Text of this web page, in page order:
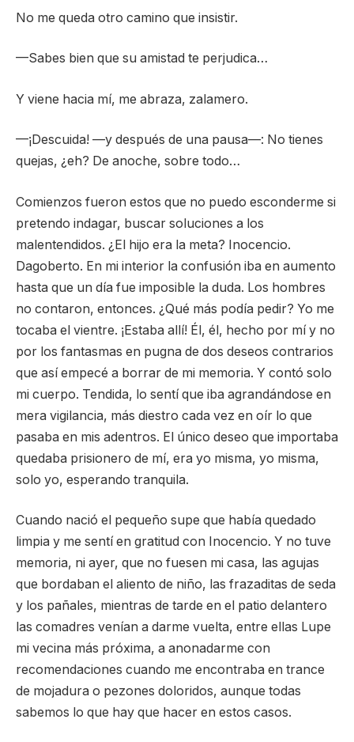
No me queda otro camino que insistir.
—Sabes bien que su amistad te perjudica…
Y viene hacia mí, me abraza, zalamero.
—¡Descuida! —y después de una pausa—: No tienes
quejas, ¿eh? De anoche, sobre todo…
Comienzos fueron estos que no puedo esconderme si
pretendo indagar, buscar soluciones a los
malentendidos. ¿El hijo era la meta? Inocencio.
Dagoberto. En mi interior la confusión iba en aumento
hasta que un día fue imposible la duda. Los hombres
no contaron, entonces. ¿Qué más podía pedir? Yo me
tocaba el vientre. ¡Estaba allí! Él, él, hecho por mí y no
por los fantasmas en pugna de dos deseos contrarios
que así empecé a borrar de mi memoria. Y contó solo
mi cuerpo. Tendida, lo sentí que iba agrandándose en
mera vigilancia, más diestro cada vez en oír lo que
pasaba en mis adentros. El único deseo que importaba
quedaba prisionero de mí, era yo misma, yo misma,
solo yo, esperando tranquila.
Cuando nació el pequeño supe que había quedado
limpia y me sentí en gratitud con Inocencio. Y no tuve
memoria, ni ayer, que no fuesen mi casa, las agujas
que bordaban el aliento de niño, las frazaditas de seda
y los pañales, mientras de tarde en el patio delantero
las comadres venían a darme vuelta, entre ellas Lupe
mi vecina más próxima, a anonadarme con
recomendaciones cuando me encontraba en trance
de mojadura o pezones doloridos, aunque todas
sabemos lo que hay que hacer en estos casos.